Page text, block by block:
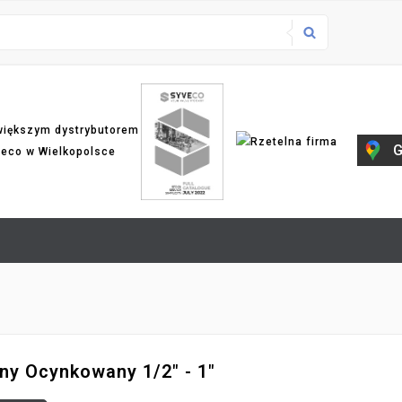
dystrybutorem
w Wielkopolsce
Ocynkowany 1/2" - 1"